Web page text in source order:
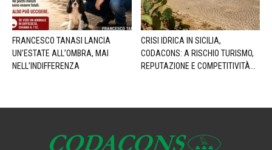
FRANCESCO TANASI LANCIA
UN’ESTATE ALL’OMBRA, MAI
NELL’INDIFFERENZA
CRISI IDRICA IN SICILIA,
CODACONS: A RISCHIO TURISMO,
REPUTAZIONE E COMPETITIVITÀ...